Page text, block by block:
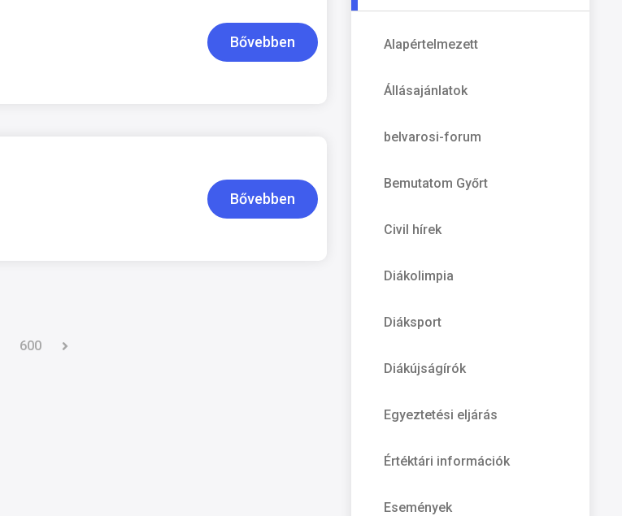
Bővebben
Bővebben
600
Alapértelmezett
Állásajánlatok
belvarosi-forum
Bemutatom Győrt
Civil hírek
Diákolimpia
Diáksport
Diákújságírók
Egyeztetési eljárás
Értéktári információk
Események